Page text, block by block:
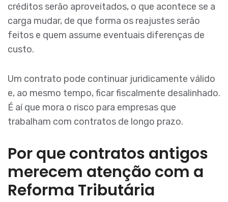
créditos serão aproveitados, o que acontece se a
carga mudar, de que forma os reajustes serão
feitos e quem assume eventuais diferenças de
custo.
Um contrato pode continuar juridicamente válido
e, ao mesmo tempo, ficar fiscalmente desalinhado.
É aí que mora o risco para empresas que
trabalham com contratos de longo prazo.
Por que contratos antigos
merecem atenção com a
Reforma Tributária